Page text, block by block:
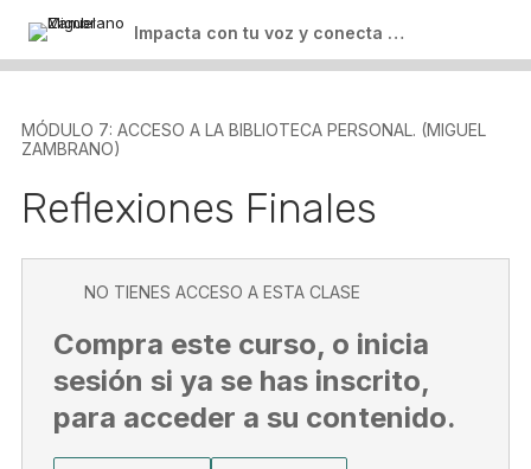
Impacta con tu voz y conecta con tu audiencia
MÓDULO 7: ACCESO A LA BIBLIOTECA PERSONAL. (MIGUEL
ZAMBRANO)
Reflexiones Finales
NO TIENES ACCESO A ESTA CLASE
Compra este curso, o inicia
sesión si ya se has inscrito,
para acceder a su contenido.